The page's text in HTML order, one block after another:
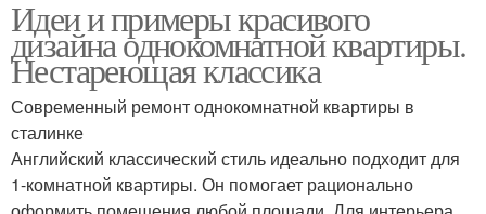
Идеи и примеры красивого
дизайна однокомнатной квартиры.
Нестареющая классика
Современный ремонт однокомнатной квартиры в
сталинке
Английский классический стиль идеально подходит для
1-комнатной квартиры. Он помогает рационально